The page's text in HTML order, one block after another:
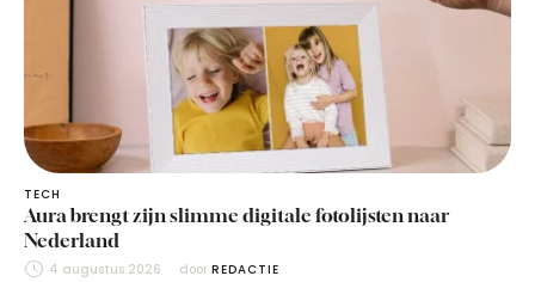
TECH
Aura brengt zijn slimme digitale fotolijsten naar
Nederland
4 augustus 2026 door REDACTIE